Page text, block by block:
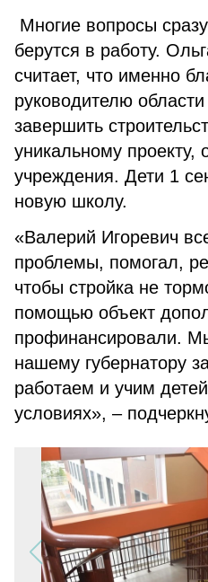
Многие вопросы
берутся в работу.
считает, что именно
руководителю
завершить
уникальному проекту,
учреждения. Дети 1
новую школу.
«Валерий Игоревич
проблемы, помогал,
чтобы стройка не
помощью объект
профинансировали.
нашему губернатору
работаем и учим
условиях», –